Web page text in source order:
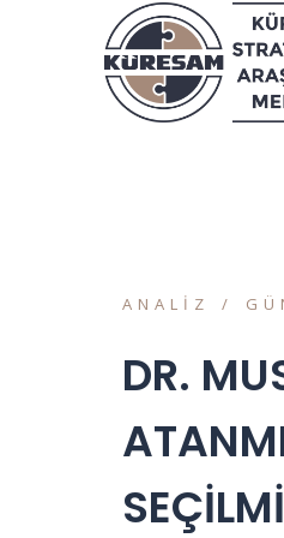
ANALIZ
DR.